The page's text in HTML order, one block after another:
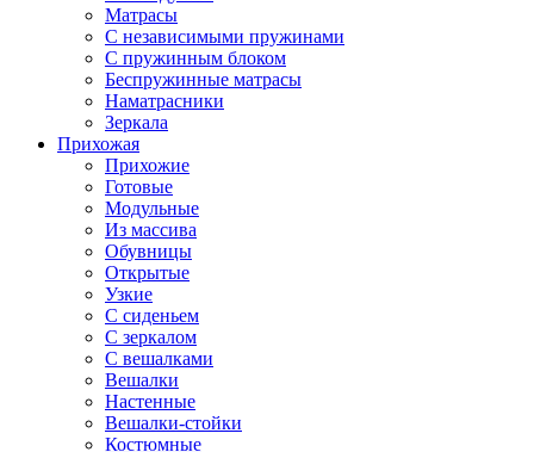
Матрасы
С независимыми пружинами
С пружинным блоком
Беспружинные матрасы
Наматрасники
Зеркала
Прихожая
Прихожие
Готовые
Модульные
Из массива
Обувницы
Открытые
Узкие
С сиденьем
С зеркалом
С вешалками
Вешалки
Настенные
Вешалки-стойки
Костюмные